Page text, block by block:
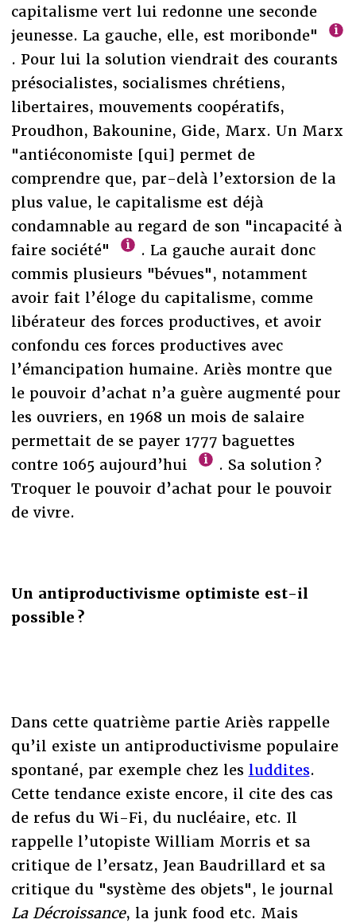
capitalisme vert lui redonne une seconde
jeunesse. La gauche, elle, est moribonde"
. Pour lui la solution viendrait des courants
présocialistes, socialismes chrétiens,
libertaires, mouvements coopératifs,
Proudhon, Bakounine, Gide, Marx. Un Marx
"antiéconomiste [qui] permet de
comprendre que, par-delà l’extorsion de la
plus value, le capitalisme est déjà
condamnable au regard de son "incapacité à
faire société"
. La gauche aurait donc
commis plusieurs "bévues", notamment
avoir fait l’éloge du capitalisme, comme
libérateur des forces productives, et avoir
confondu ces forces productives avec
l’émancipation humaine. Ariès montre que
le pouvoir d’achat n’a guère augmenté pour
les ouvriers, en 1968 un mois de salaire
permettait de se payer 1777 baguettes
contre 1065 aujourd’hui
. Sa solution ?
Troquer le pouvoir d’achat pour le pouvoir
de vivre.
Un antiproductivisme optimiste est-il
possible ?
Dans cette quatrième partie Ariès rappelle
qu’il existe un antiproductivisme populaire
spontané, par exemple chez les luddites.
Cette tendance existe encore, il cite des cas
de refus du Wi-Fi, du nucléaire, etc. Il
rappelle l’utopiste William Morris et sa
critique de l’ersatz, Jean Baudrillard et sa
critique du "système des objets", le journal
La Décroissance, la junk food etc. Mais